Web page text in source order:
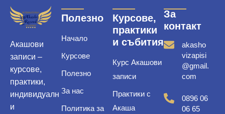
Акашови
записи –
курсове,
практики,
индивидуалн
и
Полезно
Начало
Курсове
Полезно
За нас
Политика за
Курсове,
практики
и събития
Курс Акашови
записи
Практики с
Акаша
За
контакт
akasho
vizapisi
@gmail.
com
0896 06
06 65